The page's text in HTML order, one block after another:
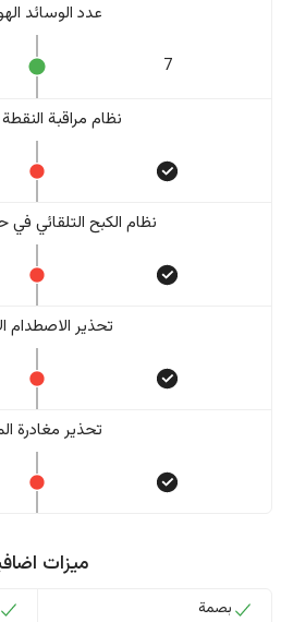
عدد الوسائد
7
نظام مراقبة
نظام الكبح التلقائي في
تحذير الاصطدام
تحذير مغادرة
ميزات
بصمة